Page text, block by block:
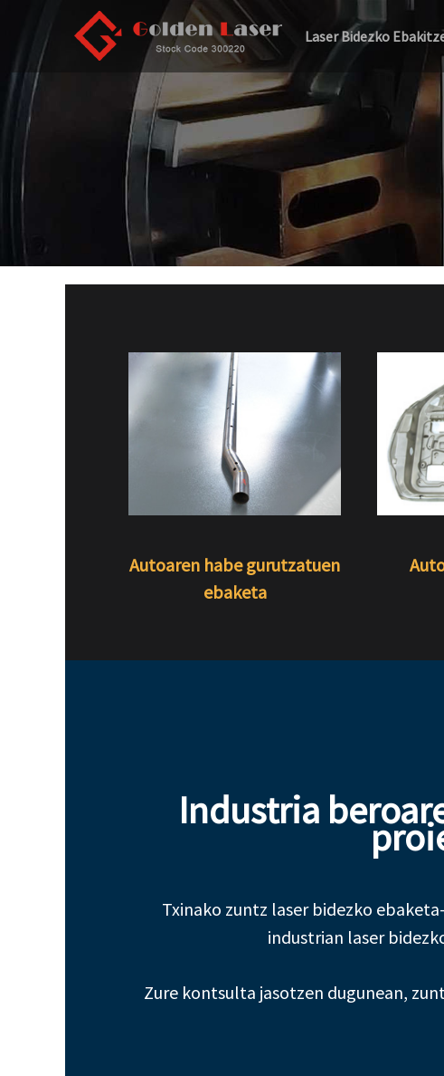
Laser Bidezko
Autoaren habe gurutzatuen
ebaketa
Industria
Txinako zuntz laser bidezko
industrian laser
Zure kontsulta jasotzen dugunean,